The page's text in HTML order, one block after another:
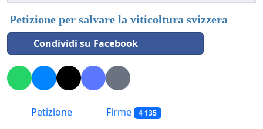
Petizione per salvare la viticoltura svizzera
Condividi su Facebook
Petizione Firme 4 135